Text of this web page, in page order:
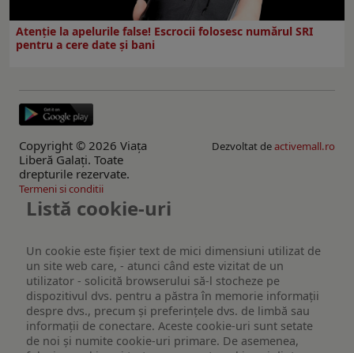
Atenție la apelurile false! Escrocii folosesc numărul SRI
pentru a cere date și bani
Copyright © 2026 Viaţa
Liberă Galaţi. Toate
drepturile rezervate.
Dezvoltat deactivemall.ro
Termeni si conditii
Listă cookie-uri
Un cookie este fişier text de mici dimensiuni utilizat de
un site web care, - atunci când este vizitat de un
utilizator - solicită browserului să-l stocheze pe
dispozitivul dvs. pentru a păstra în memorie informații
despre dvs., precum și preferințele dvs. de limbă sau
informații de conectare. Aceste cookie-uri sunt setate
de noi și numite cookie-uri primare. De asemenea,